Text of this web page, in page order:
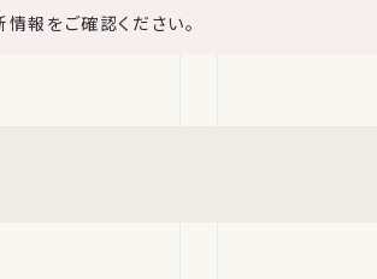
報をご確認ください。